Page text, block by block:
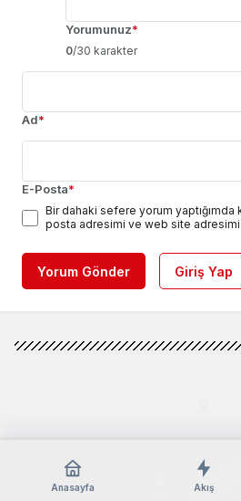
Yorumunuz*
0/30 karakter
Ad*
E-Posta*
Bir dahaki sefere yorum yaptığımda
posta adresimi ve web site adresimi
Yorum Gönder Giriş Yap
Anasayfa Akış